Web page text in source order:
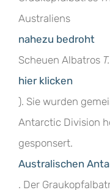
Australiens
nahezu bedroht
Scheuen Albatros
hier klicken
). Sie wurden
Antarctic Division
gesponsert.
Australischen
. Der